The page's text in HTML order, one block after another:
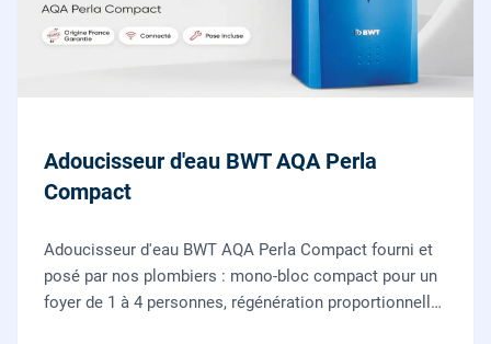
Adoucisseur d'eau BWT AQA Perla
Compact
Adoucisseur d'eau BWT AQA Perla Compact fourni et
posé par nos plombiers : mono-bloc compact pour un
foyer de 1 à 4 personnes, régénération proportionnelle